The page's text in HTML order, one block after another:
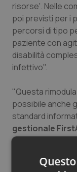
Tiroide
Tumore al
Tumore
Tumori del
Tumori
Vaccini
risorse'. Nelle
poi previsti per i
percorsi di tipo
paziente con
disabilità
infettivo".
"Questa
possibile anche
standard
gestionale
gestionali sarà